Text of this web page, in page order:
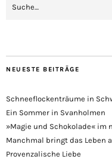
NEUESTE BEITRÄGE
Schneeflockenträume in
Ein Sommer in Svanholmen
»Magie und Schokolade« im
Manchmal bringt das Leben
Provenzalische Liebe